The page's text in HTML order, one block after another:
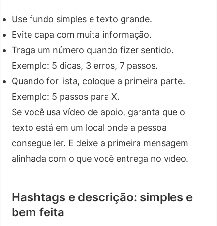
Use fundo simples e texto grande.
Evite capa com muita informação.
Traga um número quando fizer sentido.
Exemplo: 5 dicas, 3 erros, 7 passos.
Quando for lista, coloque a primeira parte.
Exemplo: 5 passos para X.
Se você usa vídeo de apoio, garanta que o
texto está em um local onde a pessoa
consegue ler. E deixe a primeira mensagem
alinhada com o que você entrega no vídeo.
Hashtags e descrição: simples e
bem feita